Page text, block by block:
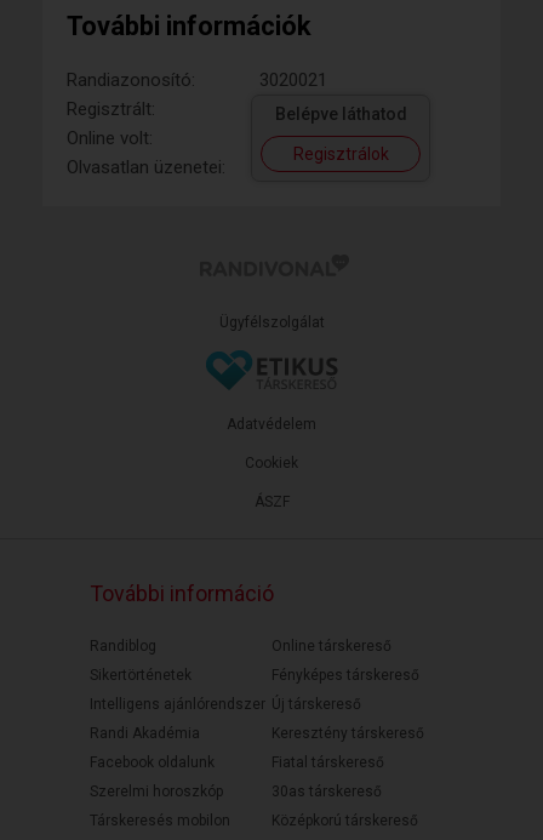
További információk
Randiazonosító:
3020021
Regisztrált:
Online volt:
Olvasatlan üzenetei:
Belépve láthatod
Regisztrálok
Ügyfélszolgálat
ÁSZF
Adatvédelem
Cookiek
További információ
Randiblog
Sikertörténetek
Intelligens ajánlórendszer
Randi Akadémia
Facebook oldalunk
Szerelmi horoszkóp
Társkeresés mobilon
Online társkereső
Fényképes társkereső
Új társkereső
Keresztény társkereső
Fiatal társkereső
30as társkereső
Középkorú társkereső